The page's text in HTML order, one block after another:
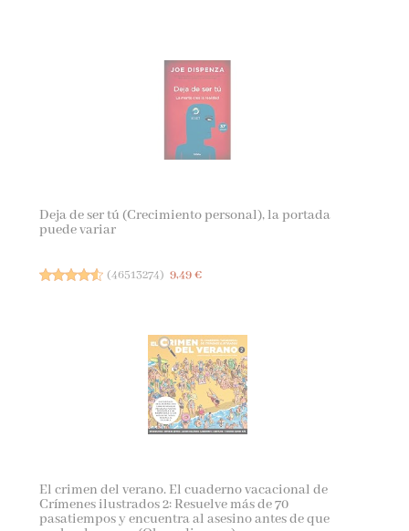
Deja de ser tú (Crecimiento personal), la portada
puede variar
(46513274) 9,49 €
El crimen del verano. El cuaderno vacacional de
Crímenes ilustrados 2: Resuelve más de 70
pasatiempos y encuentra al asesino antes de que